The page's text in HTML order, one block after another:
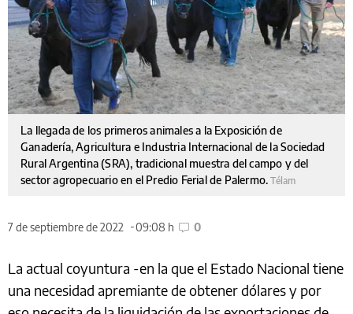
La llegada de los primeros animales a la Exposición de
Ganadería, Agricultura e Industria Internacional de la Sociedad
Rural Argentina (SRA), tradicional muestra del campo y del
sector agropecuario en el Predio Ferial de Palermo.Télam
7 de septiembre de 2022 09:08 h 0
La actual coyuntura -en la que el Estado Nacional tiene
una necesidad apremiante de obtener dólares y por